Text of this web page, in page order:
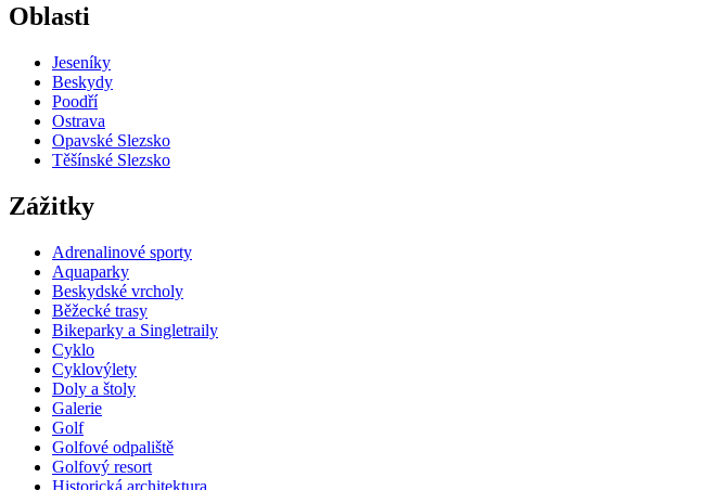
Oblasti
Jeseníky
Beskydy
Poodří
Ostrava
Opavské Slezsko
Těšínské Slezsko
Zážitky
Adrenalinové sporty
Aquaparky
Beskydské vrcholy
Běžecké trasy
Bikeparky a Singletraily
Cyklo
Cyklovýlety
Doly a štoly
Galerie
Golf
Golfové odpaliště
Golfový resort
Historická architektura